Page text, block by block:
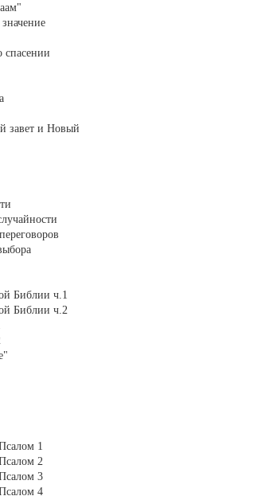
спасении
завет и Новый
Библии ч.1
Библии ч.2
1
2
3
4